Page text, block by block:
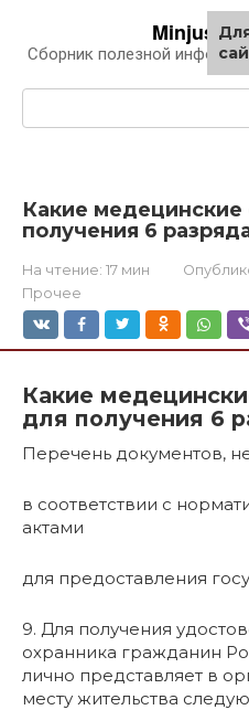
контенту
Minjust-
Сборник полезной
Какие
получения 6
На чтение: 17 мин
Прочее
Какие
для получения 6
Перечень документов,
в соответствии с
актами
для предоставления
9. Для получения
охранника гражданин
лично представляет в
месту жительства